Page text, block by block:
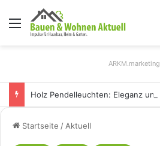
Menü
ARKM.marketing
Startseite / Aktuell